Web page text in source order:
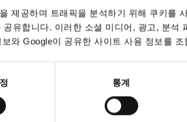
제공하며 트래픽을 분석하기 위해 쿠키를
유합니다. 이러한 소셜 미디어, 광고, 분석
와 Google이 공유한 사이트 사용 정보를
통계
16 17 17,5 6,5
36 18,3